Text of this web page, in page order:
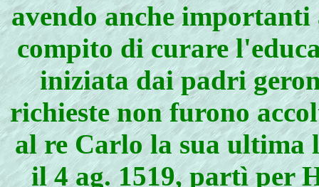
avendo anche
compito di curare
iniziata dai padri
richieste non furono
al re Carlo la sua ultima
il 4 ag. 1519, partì per